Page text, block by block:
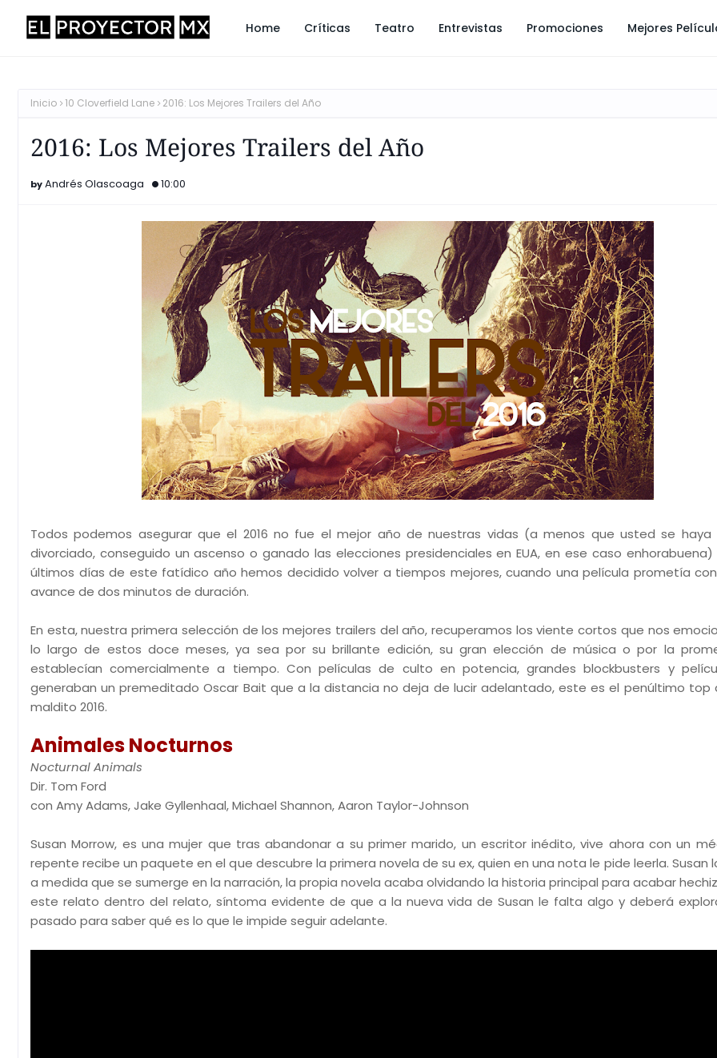
Home Críticas Teatro Entrevistas Promociones Mejores
Inicio 10 Cloverfield Lane 2016: Los Mejores Trailers del Año
2016: Los Mejores Trailers del Año
Andrés Olascoaga 10:00
Todos podemos asegurar que el 2016 no fue el mejor año de nuestras vidas (a menos que usted se haya
divorciado, conseguido un ascenso o ganado las elecciones presidenciales en EUA, en ese caso enhorabuena)
últimos días de este fatídico año hemos decidido volver a tiempos mejores, cuando una película prometía
avance de dos minutos de duración.
En esta, nuestra primera selección de los mejores trailers del año, recuperamos los viente cortos que nos
lo largo de estos doce meses, ya sea por su brillante edición, su gran elección de música o por la
establecían comercialmente a tiempo. Con películas de culto en potencia, grandes blockbusters y
generaban un premeditado Oscar Bait que a la distancia no deja de lucir adelantado, este es el penúltimo top
maldito 2016.
Animales Nocturnos
Nocturnal Animals
Dir. Tom Ford
con Amy Adams, Jake Gyllenhaal, Michael Shannon, Aaron Taylor-Johnson
Susan Morrow, es una mujer que tras abandonar a su primer marido, un escritor inédito, vive ahora con un
repente recibe un paquete en el que descubre la primera novela de su ex, quien en una nota le pide leerla. Susan
a medida que se sumerge en la narración, la propia novela acaba olvidando la historia principal para acabar
este relato dentro del relato, síntoma evidente de que a la nueva vida de Susan le falta algo y deberá
pasado para saber qué es lo que le impide seguir adelante.